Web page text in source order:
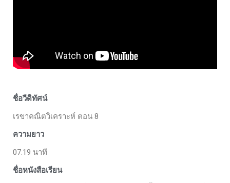
ชื่อวีดิทัศน์
เรขาคณิตวิเคราะห์ ตอน 8
ความยาว
07.19 นาที
ชื่อหนังสือเรียน